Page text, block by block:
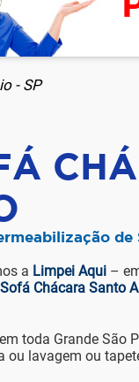
- SP
de
a Limpei Aqui –
Chácara Santo
toda Grande São
lavagem ou